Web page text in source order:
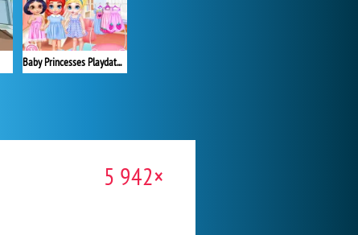
Baby Princesses Playdate Joy
5 942×